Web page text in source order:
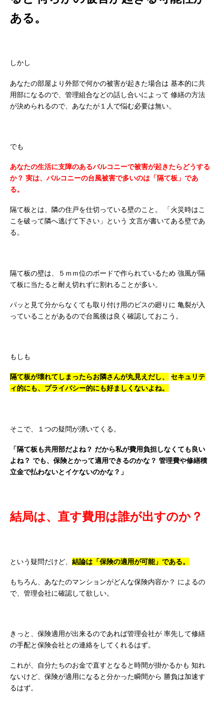
ある。
しかし
あなたの部屋より外部で何かの被害が起きた場合は 基本的に共
用部になるので、管理組合などの話し合いによって 修繕の方法
が決められるので、あなたが１人で悩む必要は無い。
でも
あなたの生活に支障のあるバルコニーで被害が起きたらどうする
か？ 実は、バルコニーの台風被害で多いのは「隔て板」であ
る。
隔て板とは、隣の住戸を仕切っている壁のこと。
「火災時はこ
こを破って隣へ逃げて下さい」という 文言が書いてある壁であ
る。
隔て板の壁は、５ｍｍ位のボードで作られているため 強風が隔
て板に当たると耐え切れずに割れることが多い。
パッと見て分からなくても取り付け用のビスの廻りに 亀裂が入
っていることがあるので台風後は良く確認しておこう。
もしも
隔て板が壊れてしまったらお隣さんが丸見えだし、
セキュリテ
ィ的にも、プライバシー的にも好ましくないよね。
そこで、１つの疑問が湧いてくる。
「隔て板も共用部だよね？ だから私が費用負担しなくても良い
よね？ でも、保険とかって適用できるのかな？ 管理費や修繕積
立金で払わないとイケないのかな？」
結局は、直す費用は誰が出すのか？
という疑問だけど、 結論は「保険の適用が可能」である。
もちろん、あなたのマンションがどんな保険内容か？ によるの
で、管理会社に確認して欲しい。
きっと、保険適用が出来るのであれば管理会社が 率先して修繕
の手配と保険会社との連絡をしてくれるはず。
これが、自分たちのお金で直すとなると時間が掛かるかも 知れ
ないけど、保険が適用になると分かった瞬間から 勝負は加速す
るはず。